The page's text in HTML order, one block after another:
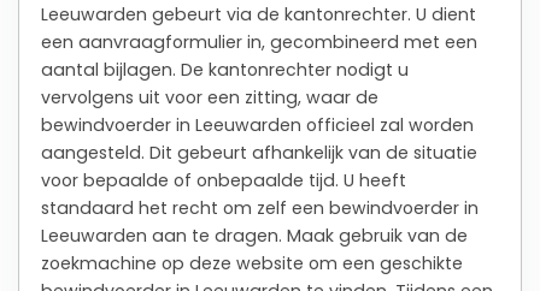
Leeuwarden gebeurt via de kantonrechter. U dient
een aanvraagformulier in, gecombineerd met een
aantal bijlagen. De kantonrechter nodigt u
vervolgens uit voor een zitting, waar de
bewindvoerder in Leeuwarden officieel zal worden
aangesteld. Dit gebeurt afhankelijk van de situatie
voor bepaalde of onbepaalde tijd. U heeft
standaard het recht om zelf een bewindvoerder in
Leeuwarden aan te dragen. Maak gebruik van de
zoekmachine op deze website om een geschikte